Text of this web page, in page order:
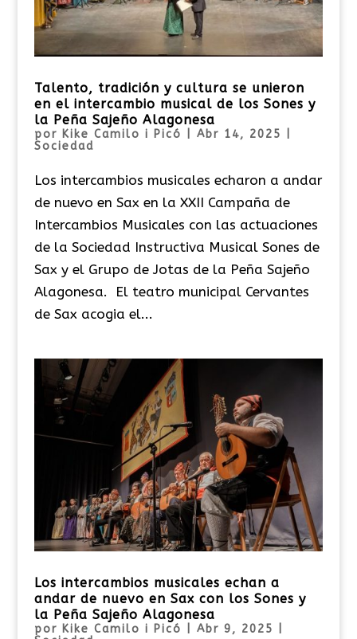
Talento, tradición y cultura se unieron
en el intercambio musical de los Sones y
la Peña Sajeño Alagonesa
por Kike Camilo i Picó Abr 14, 2025
Sociedad
Los intercambios musicales echaron a andar
de nuevo en Sax en la XXII Campaña de
Intercambios Musicales con las actuaciones
de la Sociedad Instructiva Musical Sones de
Sax y el Grupo de Jotas de la Peña Sajeño
Alagonesa. El teatro municipal Cervantes
de Sax acogia el...
Los intercambios musicales echan a
andar de nuevo en Sax con los Sones y
la Peña Sajeño Alagonesa
por Kike Camilo i Picó Abr 9, 2025